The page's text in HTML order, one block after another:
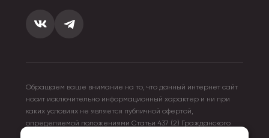
Обращаем ваше внимание на то, что данный интернет сайт
носит исключительно информационный характер и ни при
каких условиях не является публичной офертой,
определяемой положениями Статьи 437 (2) Гражданского